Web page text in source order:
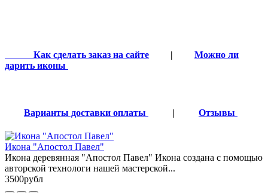
Как сделать заказ на сайте | Можно ли
дарить иконы
Варианты доставки оплаты | Отзывы
Икона "Апостол Павел"
Икона деревянная "Апостол Павел" Икона создана с помощью
авторской технологи нашей мастерской...
3500рубл